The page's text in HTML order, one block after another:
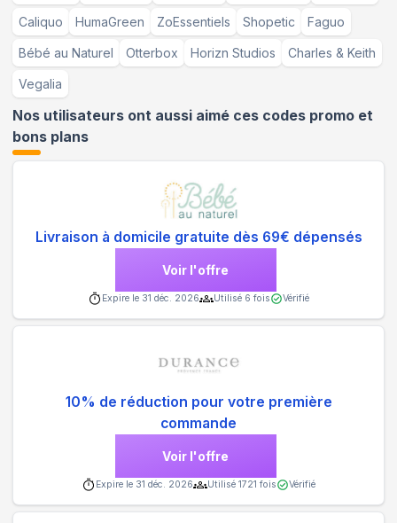
Caliquo HumaGreen ZoEssentiels Shopetic Faguo
Bébé au Naturel Otterbox Horizn Studios Charles & Keith
Vegalia
Nos utilisateurs ont aussi aimé ces codes promo et
bons plans
Livraison à domicile gratuite dès 69€ dépensés
Voir l'offre
Expire le 31 déc. 2026 Utilisé 6 fois Vérifié
10% de réduction pour votre première
commande
Voir l'offre
Expire le 31 déc. 2026 Utilisé 1721 fois Vérifié